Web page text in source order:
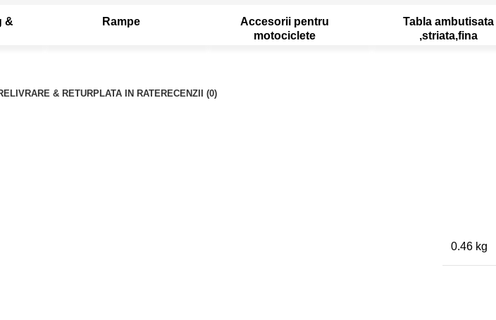
&
Rampe
Accesorii pentru
motociclete
Tabla ambutisata
,striata,fina
LIVRARE & RETURPLATA IN RATE RECENZII (0)
0.46 kg